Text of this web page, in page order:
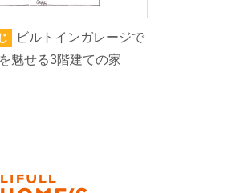
ビルトインガレージで
魅せる3階建ての家